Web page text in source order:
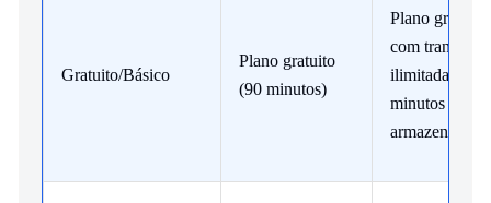
Gratuito/Básico
Plano gratuito
(90 minutos)
Plano gratuito
com
ilimitada +
minutos de